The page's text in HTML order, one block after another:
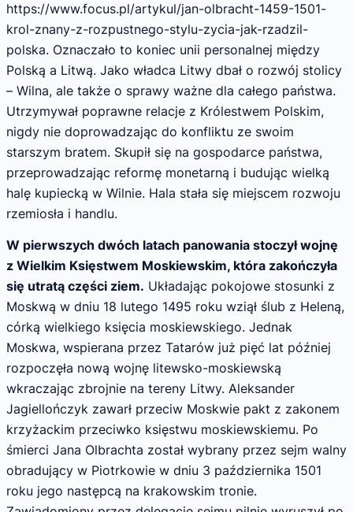
https://www.focus.pl/artykul/jan-olbracht-1459-1501-
krol-znany-z-rozpustnego-stylu-zycia-jak-rzadzil-
polska. Oznaczało to koniec unii personalnej między
Polską a Litwą. Jako władca Litwy dbał o rozwój stolicy
– Wilna, ale także o sprawy ważne dla całego państwa.
Utrzymywał poprawne relacje z Królestwem Polskim,
nigdy nie doprowadzając do konfliktu ze swoim
starszym bratem. Skupił się na gospodarce państwa,
przeprowadzając reformę monetarną i budując wielką
halę kupiecką w Wilnie. Hala stała się miejscem rozwoju
rzemiosła i handlu.
W pierwszych dwóch latach panowania stoczył wojnę
z Wielkim Księstwem Moskiewskim, która zakończyła
się utratą części ziem. Układając pokojowe stosunki z
Moskwą w dniu 18 lutego 1495 roku wziął ślub z Heleną,
córką wielkiego księcia moskiewskiego. Jednak
Moskwa, wspierana przez Tatarów już pięć lat później
rozpoczęła nową wojnę litewsko-moskiewską
wkraczając zbrojnie na tereny Litwy. Aleksander
Jagiellończyk zawarł przeciw Moskwie pakt z zakonem
krzyżackim przeciwko księstwu moskiewskiemu. Po
śmierci Jana Olbrachta został wybrany przez sejm walny
obradujący w Piotrkowie w dniu 3 października 1501
roku jego następcą na krakowskim tronie.